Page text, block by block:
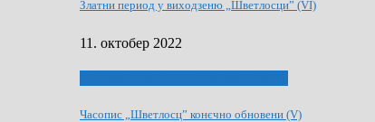
Златни период у виходзеню „Шветлосци” (VI)
11. октобер 2022
Часопис „Шветлосц” конєчно обновени (V)